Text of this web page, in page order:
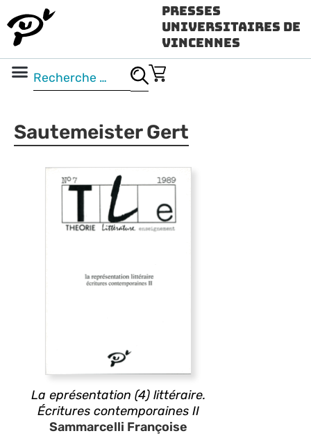
Presses
Universitaires de
Vincennes
Sautemeister Gert
La eprésentation (4) littéraire.
Écritures contemporaines II
Sammarcelli Françoise